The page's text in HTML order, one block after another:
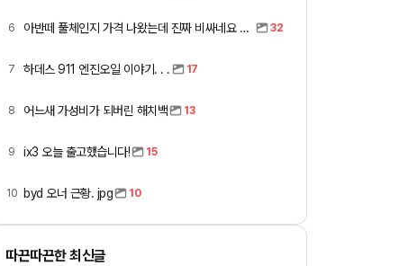
6 아반떼 풀체인지 가격 나왔는데 진짜 비싸네요 ㅎㅎ 32
7 하데스 911 엔진오일 이야기. . . 17
8 어느새 가성비가 되버린 해치백 13
9 ix3 오늘 출고했습니다! 15
10 byd 오너 근황. jpg 10
따끈따끈한 최신글